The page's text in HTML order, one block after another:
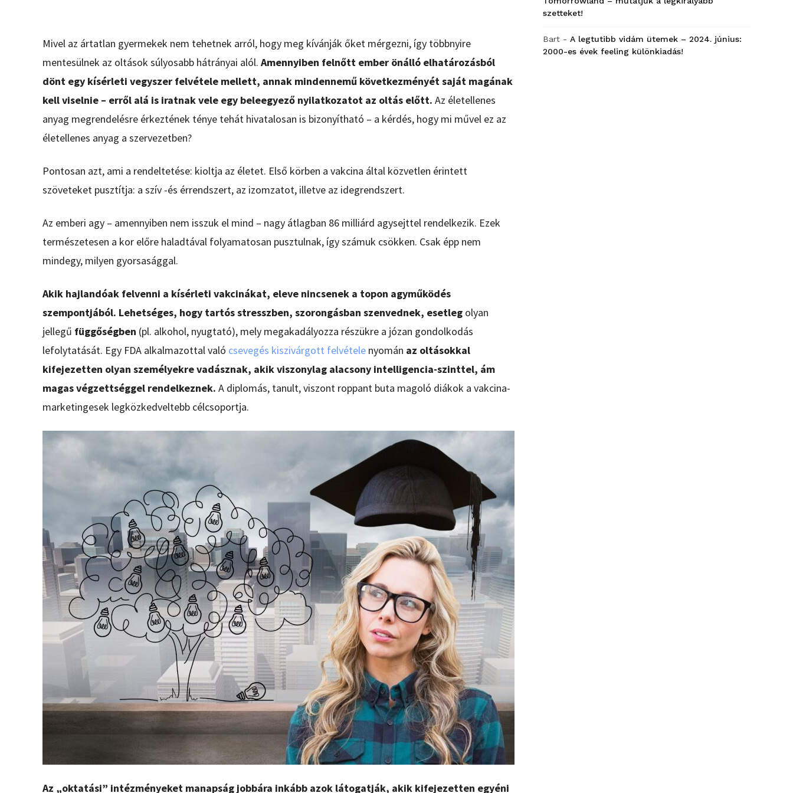
Mivel az ártatlan gyermekek nem tehetnek arról, hogy meg kívánják őket mérgezni, így többnyire
mentesülnek az oltások súlyosabb hátrányai alól. Amennyiben felnőtt ember önálló elhatározásból
dönt egy kísérleti vegyszer felvétele mellett, annak mindennemű következményét saját magának
kell viselnie – erről alá is iratnak vele egy beleegyező nyilatkozatot az oltás előtt. Az életellenes
anyag megrendelésre érkeztének ténye tehát hivatalosan is bizonyítható – a kérdés, hogy mi művel ez az
életellenes anyag a szervezetben?
Pontosan azt, ami a rendeltetése: kioltja az életet. Első körben a vakcina által közvetlen érintett
szöveteket pusztítja: a szív -és érrendszert, az izomzatot, illetve az idegrendszert.
Az emberi agy – amennyiben nem isszuk el mind – nagy átlagban 86 milliárd agysejttel rendelkezik. Ezek
természetesen a kor előre haladtával folyamatosan pusztulnak, így számuk csökken. Csak épp nem
mindegy, milyen gyorsasággal.
Akik hajlandóak felvenni a kísérleti vakcinákat, eleve nincsenek a topon agyműködés
szempontjából. Lehetséges, hogy tartós stresszben, szorongásban szenvednek, esetleg olyan
jellegű függőségben (pl. alkohol, nyugtató), mely megakadályozza részükre a józan gondolkodás
lefolytatását. Egy FDA alkalmazottal való csevegés kiszivárgott felvétele nyomán az oltásokkal
kifejezetten olyan személyekre vadásznak, akik viszonylag alacsony intelligencia-szinttel, ám
magas végzettséggel rendelkeznek. A diplomás, tanult, viszont roppant buta magoló diákok a vakcina-
marketingesek legközkedveltebb célcsoportja.
Az „oktatási” intézményeket manapság jobbára inkább azok látogatják, akik kifejezetten egyéni
szetteket!
Bart - A legtutibb vidám ütemek – 2024. június:
2000-es évek feeling különkiadás!